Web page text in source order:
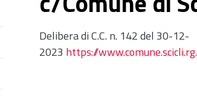
Delibera di C.C. n. 142 del 30-12-
2023 https://